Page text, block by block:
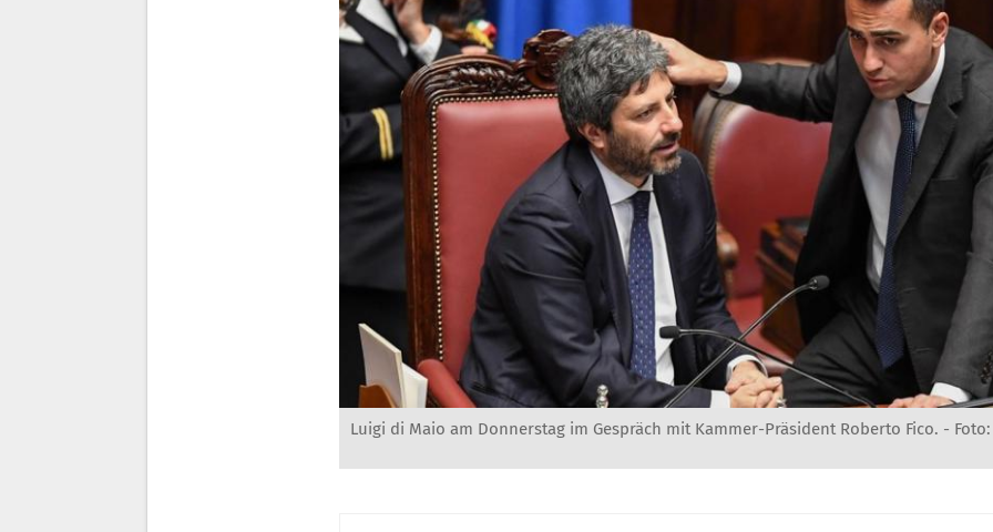
Luigi di Maio am Donnerstag im Gespräch mit Kammer-Präsident Roberto Fico. -